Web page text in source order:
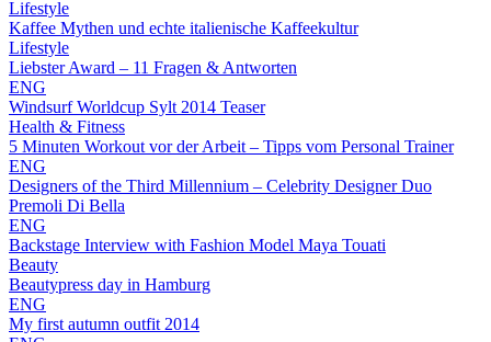
Lifestyle
Kaffee Mythen und echte italienische Kaffeekultur
Lifestyle
Liebster Award – 11 Fragen & Antworten
ENG
Windsurf Worldcup Sylt 2014 Teaser
Health & Fitness
5 Minuten Workout vor der Arbeit – Tipps vom Personal Trainer
ENG
Designers of the Third Millennium – Celebrity Designer Duo
Premoli Di Bella
ENG
Backstage Interview with Fashion Model Maya Touati
Beauty
Beautypress day in Hamburg
ENG
My first autumn outfit 2014